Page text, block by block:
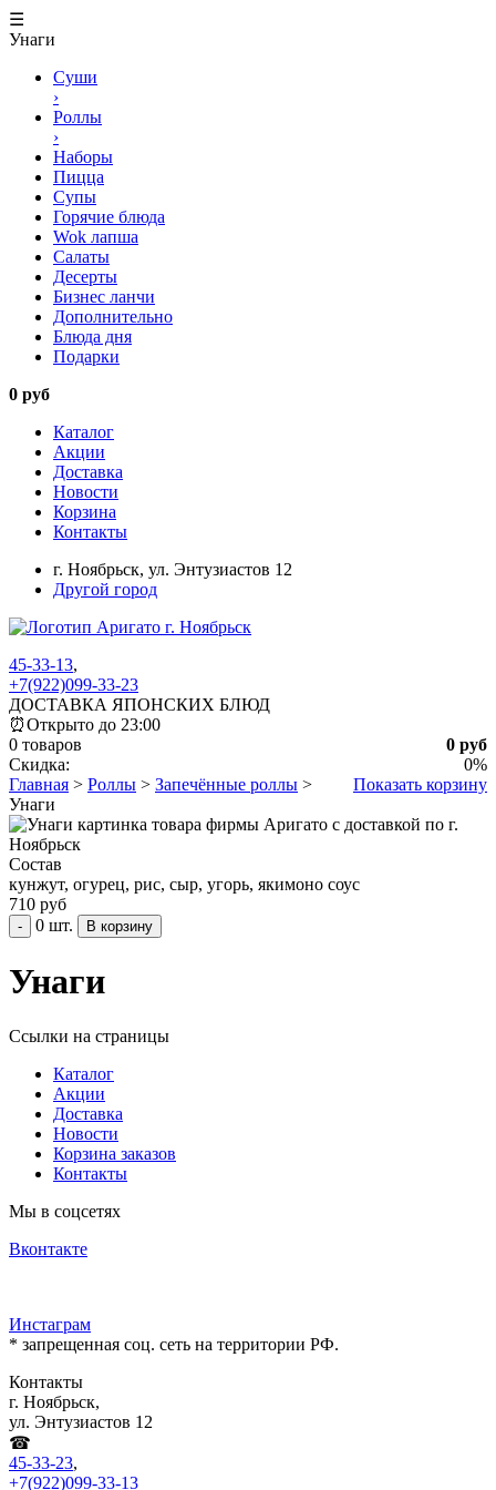
☰
Унаги
Суши
›
Роллы
›
Наборы
Пицца
Супы
Горячие блюда
Wok лапша
Салаты
Десерты
Бизнес ланчи
Дополнительно
Блюда дня
Подарки
0 руб
Каталог
Акции
Доставка
Новости
Корзина
Контакты
г. Ноябрьск, ул. Энтузиастов 12
Другой город
45-33-13,
+7(922)099-33-23
ДОСТАВКА ЯПОНСКИХ БЛЮД
⏰Открыто до 23:00
0 руб
0 товаров
Скидка:
0%
Показать корзину
Главная > Роллы > Запечённые роллы >
Унаги
Состав
кунжут, огурец, рис, сыр, угорь, якимоно соус
710 руб
- 0 шт.
Унаги
Ссылки на страницы
Каталог
Акции
Доставка
Новости
Корзина заказов
Контакты
Мы в соцсетях
Вконтакте
Инстаграм
* запрещенная соц. сеть на территории РФ.
Контакты
г. Ноябрьск,
ул. Энтузиастов 12
☎
45-33-23,
+7(922)099-33-13